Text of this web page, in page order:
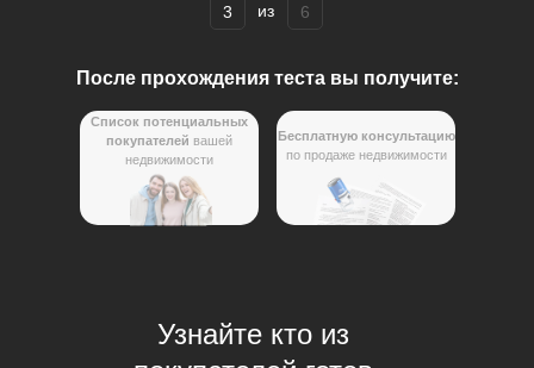
3 6
из
После прохождения теста вы получите:
Список потенциальных
покупателей вашей
недвижимости
Бесплатную консультацию
по продаже недвижимости
Узнайте кто из